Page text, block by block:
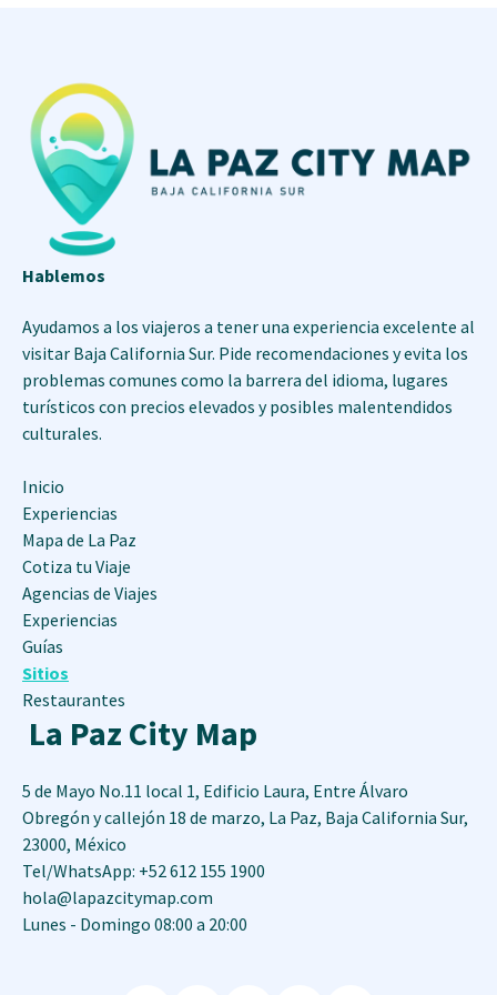
Hablemos
Ayudamos a los viajeros a tener una experiencia excelente al
visitar Baja California Sur. Pide recomendaciones y evita los
problemas comunes como la barrera del idioma, lugares
turísticos con precios elevados y posibles malentendidos
culturales.
Inicio
Experiencias
Mapa de La Paz
Cotiza tu Viaje
Agencias de Viajes
Experiencias
Guías
Sitios
Restaurantes
La Paz City Map
5 de Mayo No.11 local 1, Edificio Laura, Entre Álvaro
Obregón y callejón 18 de marzo, La Paz, Baja California Sur,
23000, México
Tel/WhatsApp: +52 612 155 1900
hola@lapazcitymap.com
Lunes - Domingo 08:00 a 20:00